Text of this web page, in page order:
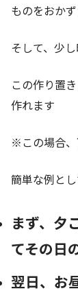
ものをおか
そして、少
この作り置
作れます
※この場合
簡単な例と
まず、夕
てその日
翌日、お